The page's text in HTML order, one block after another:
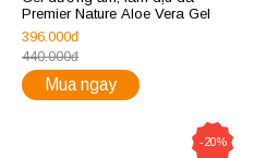
Premier Nature Aloe Vera Gel
396.000đ
440.000đ
Mua ngay
-20%